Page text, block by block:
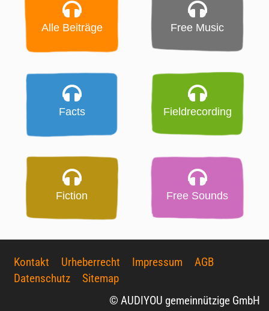
Alle Beiträge Free Music
Facts Fieldrecording
Fiction Free Sounds
Kontakt Urheberrecht Impressum
AGB
Datenschutz
Sitemap
© AUDIYOU gemeinnützige GmbH